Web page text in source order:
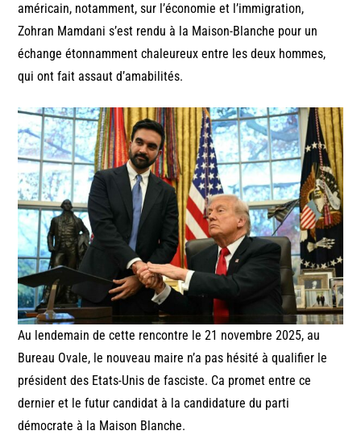
américain, notamment, sur l’économie et l’immigration,
Zohran Mamdani s’est rendu à la Maison-Blanche pour un
échange étonnamment chaleureux entre les deux hommes,
qui ont fait assaut d’amabilités.
Au lendemain de cette rencontre le 21 novembre 2025, au
Bureau Ovale, le nouveau maire n’a pas hésité à qualifier le
président des Etats-Unis de fasciste. Ca promet entre ce
dernier et le futur candidat à la candidature du parti
démocrate à la Maison Blanche.